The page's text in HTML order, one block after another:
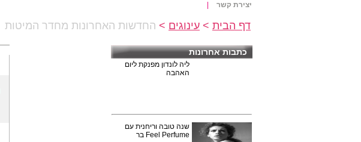
יצירת קשר
דף הבית > עינוגים > החדשות האחרונות מחדר המיטות
כתבות אחרונות
ליה לונדון מפנקת ליום
האהבה
שנה טובה וריחנית עם
Feel Perfume בר